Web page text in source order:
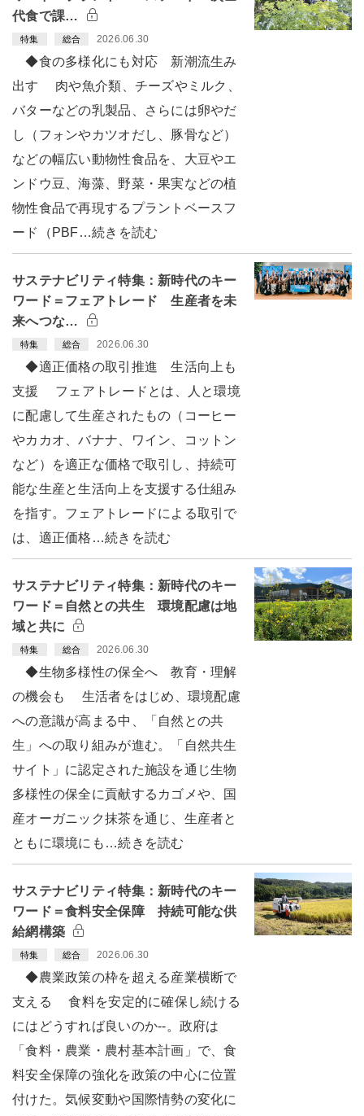
代食で課…
特集 総合 2026.06.30
◆食の多様化にも対応 新潮流生み
出す 肉や魚介類、チーズやミルク、
バターなどの乳製品、さらには卵やだ
し（フォンやカツオだし、豚骨など）
などの幅広い動物性食品を、大豆やエ
ンドウ豆、海藻、野菜・果実などの植
物性食品で再現するプラントベースフ
ード（PBF…続きを読む
サステナビリティ特集：新時代のキー
ワード＝フェアトレード 生産者を未
来へつな…
特集 総合 2026.06.30
◆適正価格の取引推進 生活向上も
支援 フェアトレードとは、人と環境
に配慮して生産されたもの（コーヒー
やカカオ、バナナ、ワイン、コットン
など）を適正な価格で取引し、持続可
能な生産と生活向上を支援する仕組み
を指す。フェアトレードによる取引で
は、適正価格…続きを読む
サステナビリティ特集：新時代のキー
ワード＝自然との共生 環境配慮は地
域と共に
特集 総合 2026.06.30
◆生物多様性の保全へ 教育・理解
の機会も 生活者をはじめ、環境配慮
への意識が高まる中、「自然との共
生」への取り組みが進む。「自然共生
サイト」に認定された施設を通じ生物
多様性の保全に貢献するカゴメや、国
産オーガニック抹茶を通じ、生産者と
ともに環境にも…続きを読む
サステナビリティ特集：新時代のキー
ワード＝食料安全保障 持続可能な供
給網構築
特集 総合 2026.06.30
◆農業政策の枠を超える産業横断で
支える 食料を安定的に確保し続ける
にはどうすれば良いのか--。政府は
「食料・農業・農村基本計画」で、食
料安全保障の強化を政策の中心に位置
付けた。気候変動や国際情勢の変化に